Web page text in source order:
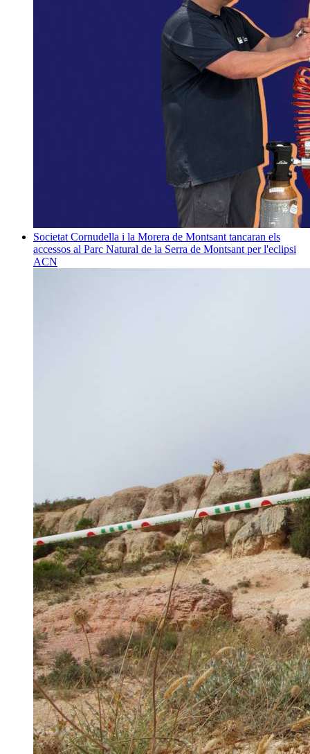
Societat Cornudella i la Morera de Montsant tancaran els
accessos al Parc Natural de la Serra de Montsant per l'eclipsi
ACN